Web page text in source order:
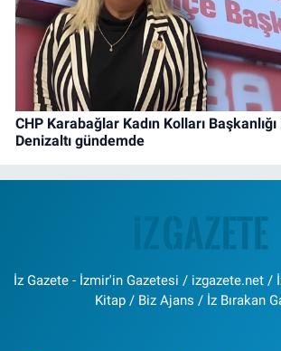
CHP Karabağlar Kadın Kolları
Denizaltı gündemde
İz Gazete - İzmir'in Gazetesi / izgazete.net /
Kitap / Biz Ajans / İz Bırakan